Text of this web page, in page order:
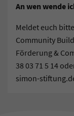
An wen wende
Meldet euch
Community
Förderung &
38 03 71 5 14
simon-